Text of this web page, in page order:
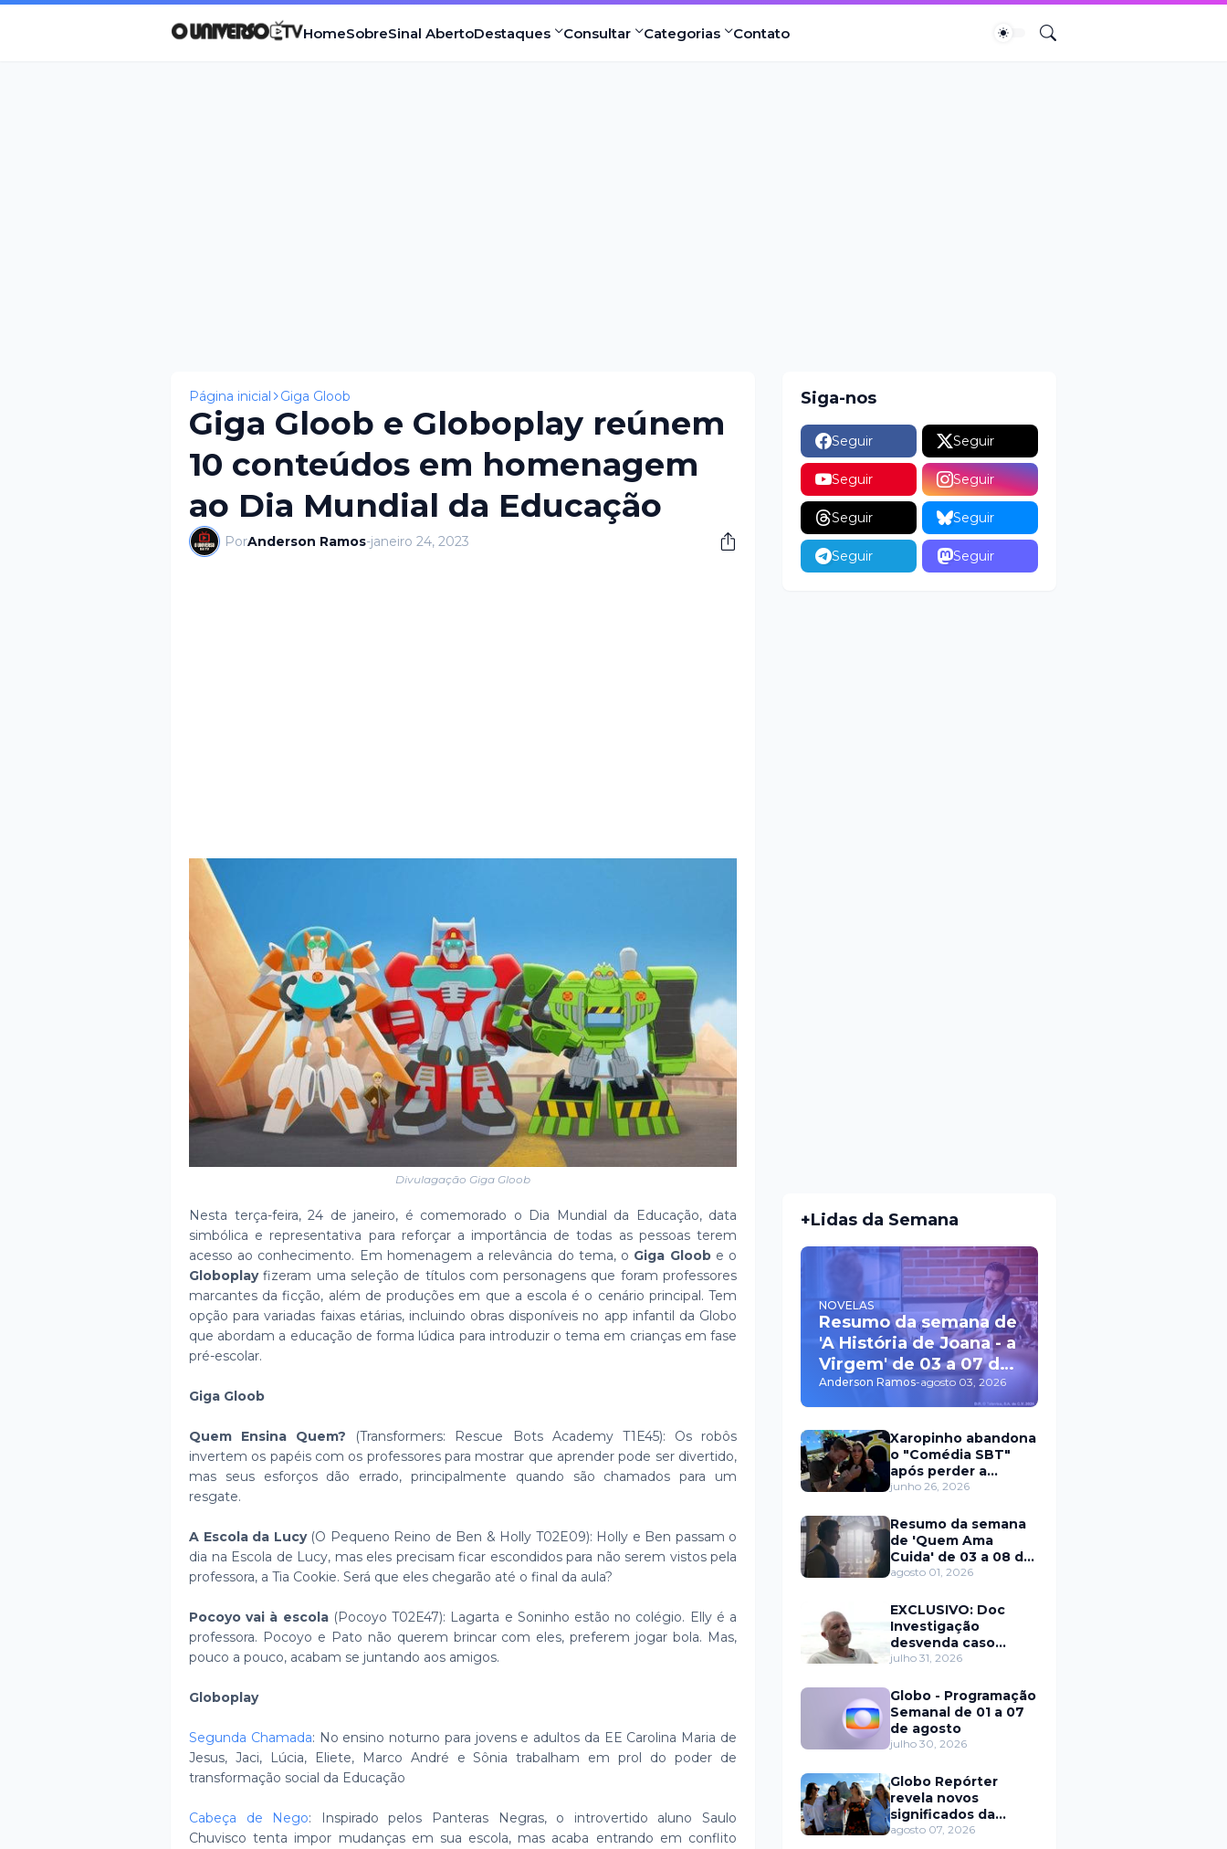
HomeSobreSinal AbertoDestaques Consultar Categorias Contato
Página inicial Giga Gloob
Giga Gloob e Globoplay reúnem
10 conteúdos em homenagem
ao Dia Mundial da Educação
PorAnderson Ramos-janeiro 24, 2023
Divulagação Giga Gloob
Nesta terça-feira, 24 de janeiro, é comemorado o Dia Mundial da Educação, data
simbólica e representativa para reforçar a importância de todas as pessoas terem
acesso ao conhecimento. Em homenagem a relevância do tema, o Giga Gloob e o
Globoplayfizeram uma seleção de títulos com personagens que foram professores
marcantes da ficção, além de produções em que a escola é o cenário principal. Tem
opção para variadas faixas etárias, incluindo obras disponíveis no app infantil da Globo
que abordam a educação de forma lúdica para introduzir o tema em crianças em fase
pré-escolar.
Giga Gloob
Quem Ensina Quem? (Transformers: Rescue Bots Academy T1E45): Os robôs
invertem os papéis com os professores para mostrar que aprender pode ser divertido,
mas seus esforços dão errado, principalmente quando são chamados para um
resgate.
A Escola da Lucy (O Pequeno Reino de Ben & Holly T02E09): Holly e Ben passam o
dia na Escola de Lucy, mas eles precisam ficar escondidos para não serem vistos pela
professora, a Tia Cookie. Será que eles chegarão até o final da aula?
Pocoyo vai à escola(Pocoyo T02E47): Lagarta e Soninho estão no colégio. Elly é a
professora. Pocoyo e Pato não querem brincar com eles, preferem jogar bola. Mas,
pouco a pouco, acabam se juntando aos amigos.
Globoplay
Segunda Chamada: No ensino noturno para jovens e adultos da EE Carolina Maria de
Jesus, Jaci, Lúcia, Eliete, Marco André e Sônia trabalham em prol do poder de
transformação social da Educação
Cabeça de Nego: Inspirado pelos Panteras Negras, o introvertido aluno Saulo
Chuvisco tenta impor mudanças em sua escola, mas acaba entrando em conflito
Siga-nos
Seguir Seguir
Seguir Seguir
Seguir Seguir
Seguir Seguir
+Lidas da Semana
NOVELAS
Resumo da semana de
'A História de Joana - a
Virgem' de 03 a 07 de
agosto
Anderson Ramos-agosto 03, 2026
Xaropinho abandona
o "Comédia SBT"
após perder a
paciência com Sarro
junho 26, 2026
Resumo da semana
de 'Quem Ama
Cuida' de 03 a 08 de
agosto
agosto 01, 2026
EXCLUSIVO: Doc
Investigação
desvenda caso
Eduardo Martins e
trás de fraude
internacional
julho 31, 2026
Globo - Programação
Semanal de 01 a 07
de agosto
julho 30, 2026
Globo Repórter
revela novos
significados da
solteirice no Brasil e
agosto 07, 2026